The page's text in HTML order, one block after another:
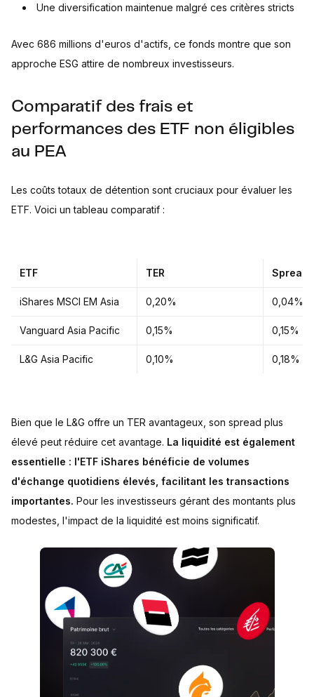
Une diversification maintenue malgré ces critères stricts
Avec 686 millions d'euros d'actifs, ce fonds montre que son
approche ESG attire de nombreux investisseurs.
Comparatif des frais et
performances des ETF non éligibles
au PEA
Les coûts totaux de détention sont cruciaux pour évaluer les
ETF. Voici un tableau comparatif :
ETF TER Spread
iShares MSCI EM Asia 0,20% 0,04%
Vanguard Asia Pacific 0,15% 0,15%
L&G Asia Pacific 0,10% 0,18%
Bien que le L&G offre un TER avantageux, son spread plus
élevé peut réduire cet avantage. La liquidité est également
essentielle : l'ETF iShares bénéficie de volumes
d'échange quotidiens élevés, facilitant les transactions
importantes. Pour les investisseurs gérant des montants plus
modestes, l'impact de la liquidité est moins significatif.